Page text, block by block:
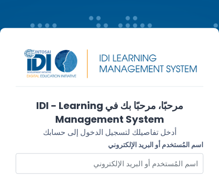
مرحبًا، مرحبًا بك في IDI - Learning
Management System
أدخل تفاصيلك لتسجيل الدخول إلى حسابك
تخطى لتنشيء حسابًا جديدًا
اسم المُستخدم أو البريد الإلكتروني
اسم المُستخدم أو البريد الإلكتروني